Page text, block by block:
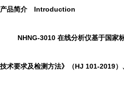
产品简介 Introduction
NHNG-3010 在线分析仪基于国家
技术要求及检测方法》（HJ 101-2019）